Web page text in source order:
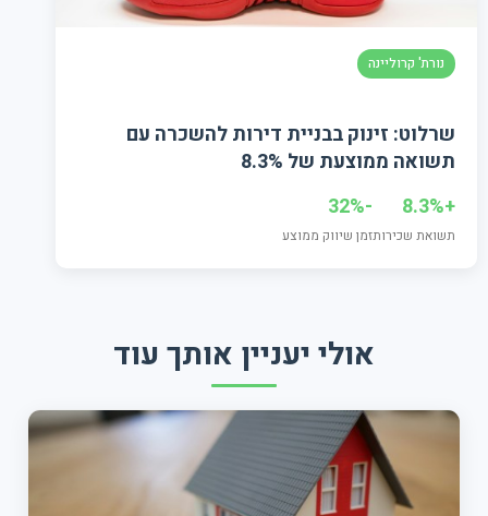
נורת' קרוליינה
שרלוט: זינוק בבניית דירות להשכרה עם
תשואה ממוצעת של 8.3%
+8.3%
תשואת שכירות
-32%
זמן שיווק ממוצע
אולי יעניין אותך עוד